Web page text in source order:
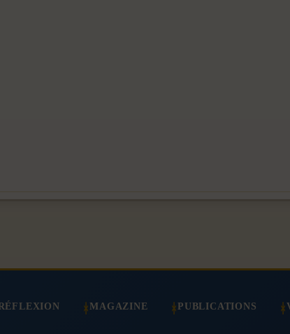
MAGAZINE PUBLICATIONS